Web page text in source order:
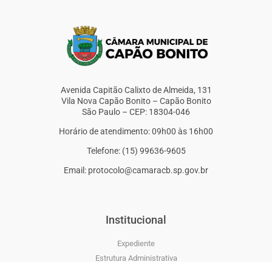
Avenida Capitão Calixto de Almeida, 131
Vila Nova Capão Bonito – Capão Bonito
São Paulo – CEP: 18304-046
Horário de atendimento: 09h00 às 16h00
Telefone: (15) 99636-9605
Email: protocolo@camaracb.sp.gov.br
Institucional
Expediente
Estrutura Administrativa